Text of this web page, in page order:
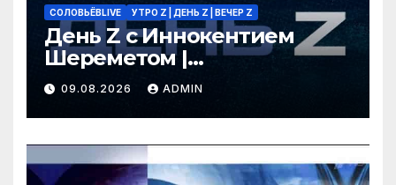
СОЛОВЬЁВLIVE УТРО Z | ДЕНЬ Z | ВЕЧЕР Z
День Z с Иннокентием
Шереметом |
СОЛОВЬЁВLIVE | 9 августа
2026 года
09.08.2026 ADMIN